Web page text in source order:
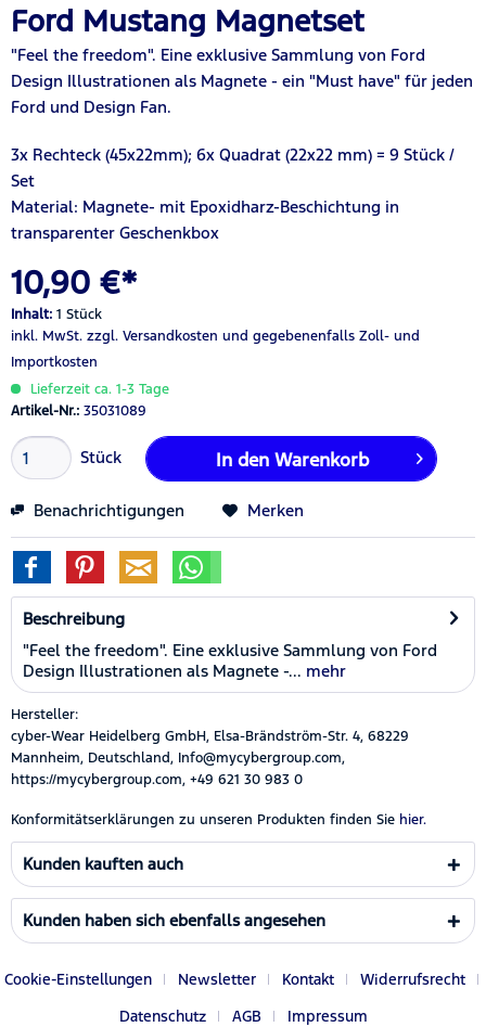
Ford Mustang Magnetset
"Feel the freedom". Eine exklusive Sammlung von Ford
Design Illustrationen als Magnete - ein "Must have" für jeden
Ford und Design Fan.
3x Rechteck (45x22mm); 6x Quadrat (22x22 mm) = 9 Stück /
Set
Material: Magnete- mit Epoxidharz-Beschichtung in
transparenter Geschenkbox
10,90 €*
Inhalt: 1 Stück
inkl. MwSt. zzgl. Versandkosten und gegebenenfalls Zoll- und
Importkosten
Lieferzeit ca. 1-3 Tage
Artikel-Nr.: 35031089
Stück In den Warenkorb
Benachrichtigungen Merken
Beschreibung
"Feel the freedom". Eine exklusive Sammlung von Ford
Design Illustrationen als Magnete -... mehr
Hersteller:
cyber-Wear Heidelberg GmbH, Elsa-Brändström-Str. 4, 68229
Mannheim, Deutschland, Info@mycybergroup.com,
https://mycybergroup.com, +49 621 30 983 0
Konformitätserklärungen zu unseren Produkten finden Sie hier.
Kunden kauften auch
Kunden haben sich ebenfalls angesehen
Cookie-Einstellungen Newsletter Kontakt
Widerrufsrecht
Datenschutz
AGB Impressum